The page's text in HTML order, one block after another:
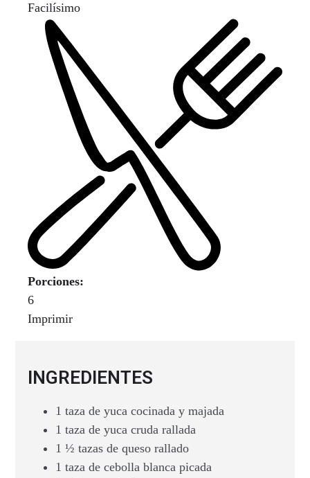
Facilísimo
Porciones:
6
Imprimir
INGREDIENTES
1 taza de yuca cocinada y majada
1 taza de yuca cruda rallada
1 ½ tazas de queso rallado
1 taza de cebolla blanca picada